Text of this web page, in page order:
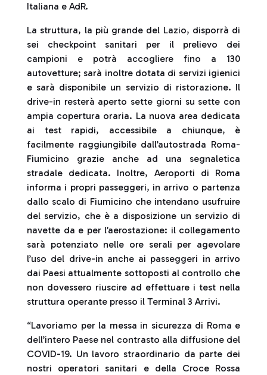
Italiana e AdR.
La struttura, la più grande del Lazio, disporrà di
sei checkpoint sanitari per il prelievo dei
campioni e potrà accogliere fino a 130
autovetture; sarà inoltre dotata di servizi igienici
e sarà disponibile un servizio di ristorazione. Il
drive-in resterà aperto sette giorni su sette con
ampia copertura oraria. La nuova area dedicata
ai test rapidi, accessibile a chiunque, è
facilmente raggiungibile dall’autostrada Roma-
Fiumicino grazie anche ad una segnaletica
stradale dedicata. Inoltre, Aeroporti di Roma
informa i propri passeggeri, in arrivo o partenza
dallo scalo di Fiumicino che intendano usufruire
del servizio, che è a disposizione un servizio di
navette da e per l’aerostazione: il collegamento
sarà potenziato nelle ore serali per agevolare
l’uso del drive-in anche ai passeggeri in arrivo
dai Paesi attualmente sottoposti al controllo che
non dovessero riuscire ad effettuare i test nella
struttura operante presso il Terminal 3 Arrivi.
“Lavoriamo per la messa in sicurezza di Roma e
dell’intero Paese nel contrasto alla diffusione del
COVID-19. Un lavoro straordinario da parte dei
nostri operatori sanitari e della Croce Rossa